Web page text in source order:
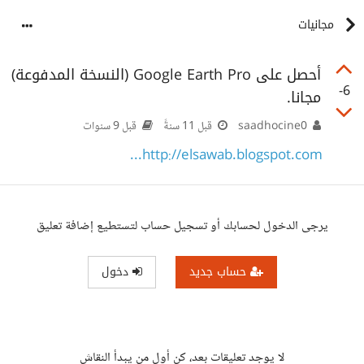
مجانيات
-6
أحصل على Google Earth Pro (النسخة المدفوعة)
مجانا.
قبل 11 سنةً قبل 9 سنوات
http://elsawab.blogspot.com...
يرجى الدخول لحسابك أو تسجيل حساب لتستطيع إضافة تعليق
حساب جديد دخول
لا يوجد تعليقات بعد، كن أول من يبدأ النقاش